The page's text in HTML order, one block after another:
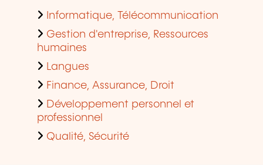
Informatique, Télécommunication
Gestion d'entreprise, Ressources
humaines
Langues
Finance, Assurance, Droit
Développement personnel et
professionnel
Qualité, Sécurité